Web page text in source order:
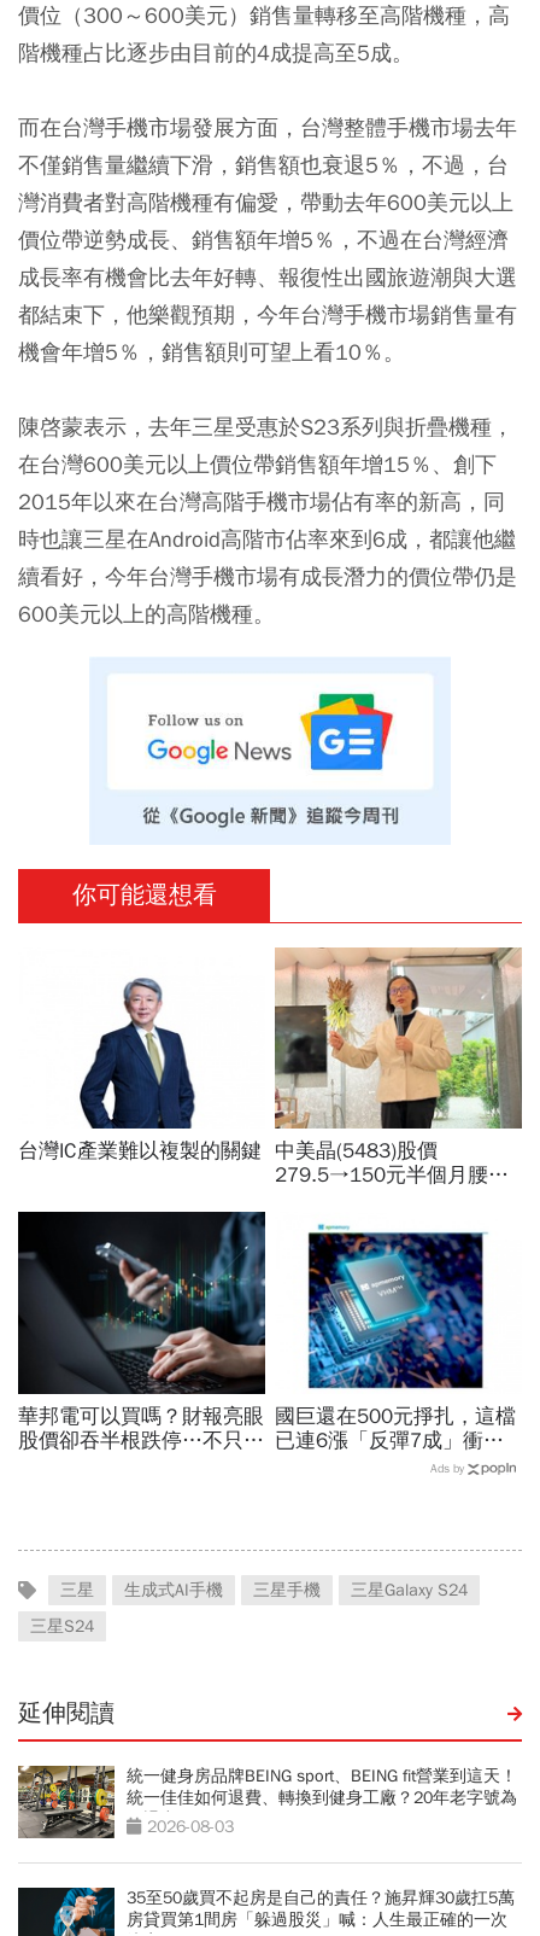
價位（300～600美元）銷售量轉移至高階機種，高
階機種占比逐步由目前的4成提高至5成。
而在台灣手機市場發展方面，台灣整體手機市場去年
不僅銷售量繼續下滑，銷售額也衰退5％，不過，台
灣消費者對高階機種有偏愛，帶動去年600美元以上
價位帶逆勢成長、銷售額年增5％，不過在台灣經濟
成長率有機會比去年好轉、報復性出國旅遊潮與大選
都結束下，他樂觀預期，今年台灣手機市場銷售量有
機會年增5％，銷售額則可望上看10％。
陳啓蒙表示，去年三星受惠於S23系列與折疊機種，
在台灣600美元以上價位帶銷售額年增15％、創下
2015年以來在台灣高階手機市場佔有率的新高，同
時也讓三星在Android高階市佔率來到6成，都讓他繼
續看好，今年台灣手機市場有成長潛力的價位帶仍是
600美元以上的高階機種。
你可能還想看
台灣IC產業難以複製的關鍵
中美晶(5483)股價
279.5→150元半個月腰
績、罕見抱屈自家股票：真
的被低估了
華邦電可以買嗎？財報亮眼
股價卻吞半根跌停…不只外
國巨還在500元掙扎，這檔
已連6漲「反彈7成」衝千
金股，法人喊到1430元，
Ads by
三星 生成式AI手機 三星手機
三星Galaxy S24
三星S24
延伸閱讀
統一健身房品牌BEING sport、BEING fit營業到這天！
統一佳佳如何退費、轉換到健身工廠？20年老字號為
何退出
2026-08-03
35至50歲買不起房是自己的責任？施昇輝30歲扛5萬
房貸買第1間房「躲過股災」喊：人生最正確的一次